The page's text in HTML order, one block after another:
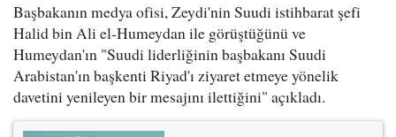
Başbakanın medya ofisi, Zeydi'nin Suudi istihbarat şefi
Halid bin Ali el-Humeydan ile görüştüğünü ve
Humeydan'ın "Suudi liderliğinin başbakanı Suudi
Arabistan'ın başkenti Riyad'ı ziyaret etmeye yönelik
davetini yenileyen bir mesajını ilettiğini" açıkladı.